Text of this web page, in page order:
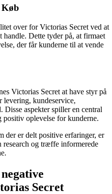
Køb
over for Victorias Secret ved at
handle. Dette tyder på, at firmaet
der får kunderne til at vende
Victorias Secret at have styr på
levering, kundeservice,
aspekter spiller en central
oplevelse for kunderne.
der er delt positive erfaringer, er
research og træffe informerede
Secret